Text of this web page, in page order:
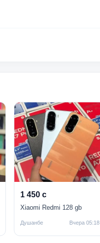
1 450 с
Xiaomi Redmi 128 gb
Душанбе Вчера 05:18